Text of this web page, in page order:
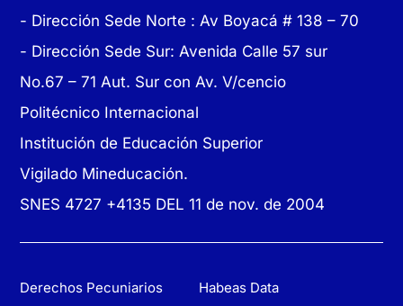
- Dirección Sede Norte : Av Boyacá # 138 – 70
- Dirección Sede Sur: Avenida Calle 57 sur
No.67 – 71 Aut. Sur con Av. V/cencio
Politécnico Internacional
Institución de Educación Superior
Vigilado Mineducación.
SNES 4727 +4135 DEL 11 de nov. de 2004
Derechos Pecuniarios Habeas Data